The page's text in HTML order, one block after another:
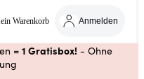
Warenkorb Anmelden
= 1 Gratisbox! - Ohne